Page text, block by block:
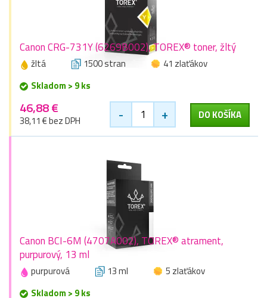
Canon CRG-731Y (6269B002), TOREX® toner, žltý
žltá 1500 stran
41 zlaťákov
Skladom > 9 ks
46,88 €
38,11 € bez DPH - + DO KOŠÍKA
Canon BCI-6M (4707A002), TOREX® atrament,
purpurový, 13 ml
purpurová 13 ml
5 zlaťákov
Skladom > 9 ks